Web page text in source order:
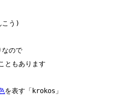
こう)
ともあります
を表す「krokos」